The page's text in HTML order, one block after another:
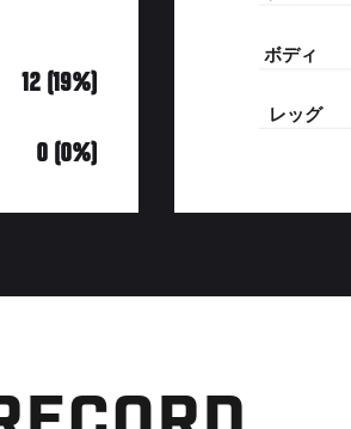
12 (19%)
0 (0%)
ボディ
レッグ